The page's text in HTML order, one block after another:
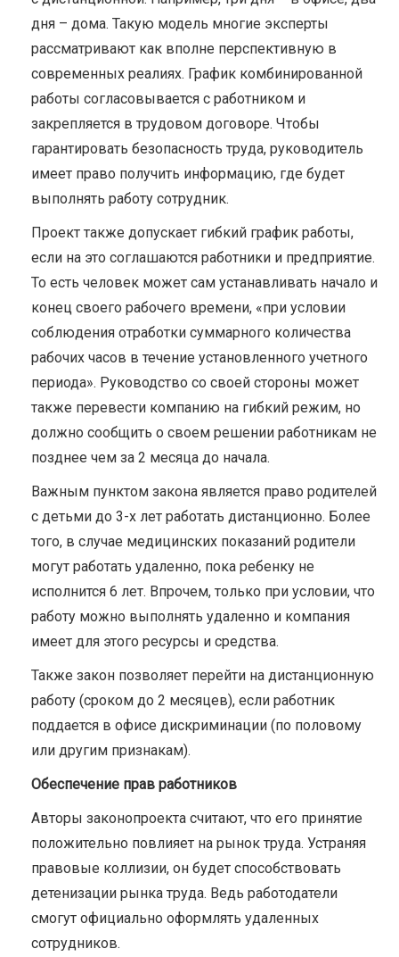
дня – дома. Такую модель многие эксперты
рассматривают как вполне перспективную в
современных реалиях. График комбинированной
работы согласовывается с работником и
закрепляется в трудовом договоре. Чтобы
гарантировать безопасность труда, руководитель
имеет право получить информацию, где будет
выполнять работу сотрудник.
Проект также допускает гибкий график работы,
если на это соглашаются работники и предприятие.
То есть человек может сам устанавливать начало и
конец своего рабочего времени, «при условии
соблюдения отработки суммарного количества
рабочих часов в течение установленного учетного
периода». Руководство со своей стороны может
также перевести компанию на гибкий режим, но
должно сообщить о своем решении работникам не
позднее чем за 2 месяца до начала.
Важным пунктом закона является право родителей
с детьми до 3-х лет работать дистанционно. Более
того, в случае медицинских показаний родители
могут работать удаленно, пока ребенку не
исполнится 6 лет. Впрочем, только при условии, что
работу можно выполнять удаленно и компания
имеет для этого ресурсы и средства.
Также закон позволяет перейти на дистанционную
работу (сроком до 2 месяцев), если работник
поддается в офисе дискриминации (по половому
или другим признакам).
Обеспечение прав работников
Авторы законопроекта считают, что его принятие
положительно повлияет на рынок труда. Устраняя
правовые коллизии, он будет способствовать
детенизации рынка труда. Ведь работодатели
смогут официально оформлять удаленных
сотрудников.